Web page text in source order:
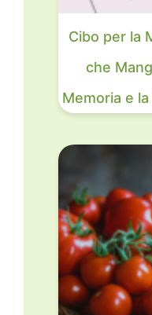
Cibo per la
che
Memoria e